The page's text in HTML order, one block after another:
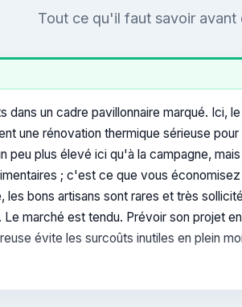
Tout ce qu'il faut savoir avant
dans un cadre pavillonnaire marqué.
une rénovation thermique sérieuse
peu plus élevé ici qu'à la campagne,
; c'est ce que vous
les bons artisans sont rares et très
marché est tendu. Prévoir son projet
évite les surcoûts inutiles en plein